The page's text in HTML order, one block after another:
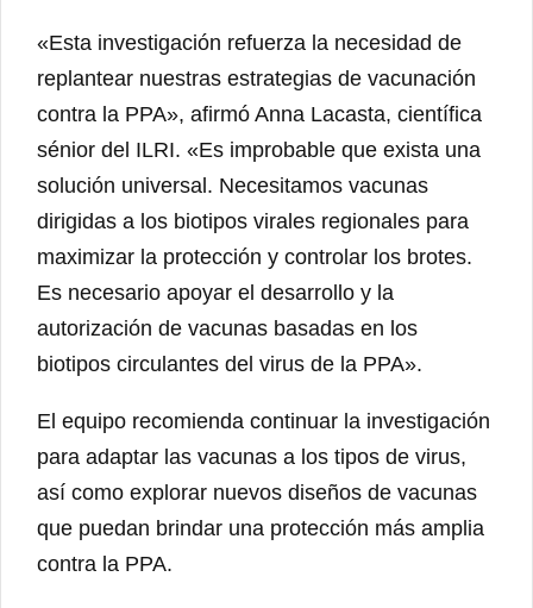
«Esta investigación refuerza la necesidad de
replantear nuestras estrategias de vacunación
contra la PPA», afirmó Anna Lacasta, científica
sénior del ILRI. «Es improbable que exista una
solución universal. Necesitamos vacunas
dirigidas a los biotipos virales regionales para
maximizar la protección y controlar los brotes.
Es necesario apoyar el desarrollo y la
autorización de vacunas basadas en los
biotipos circulantes del virus de la PPA».
El equipo recomienda continuar la investigación
para adaptar las vacunas a los tipos de virus,
así como explorar nuevos diseños de vacunas
que puedan brindar una protección más amplia
contra la PPA.